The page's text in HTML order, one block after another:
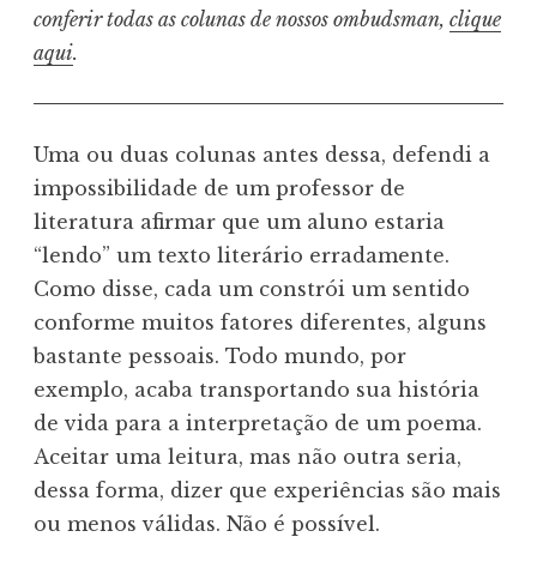
conferir todas as colunas de nossos ombudsman, clique
aqui.
Uma ou duas colunas antes dessa, defendi a
impossibilidade de um professor de
literatura afirmar que um aluno estaria
“lendo” um texto literário erradamente.
Como disse, cada um constrói um sentido
conforme muitos fatores diferentes, alguns
bastante pessoais. Todo mundo, por
exemplo, acaba transportando sua história
de vida para a interpretação de um poema.
Aceitar uma leitura, mas não outra seria,
dessa forma, dizer que experiências são mais
ou menos válidas. Não é possível.